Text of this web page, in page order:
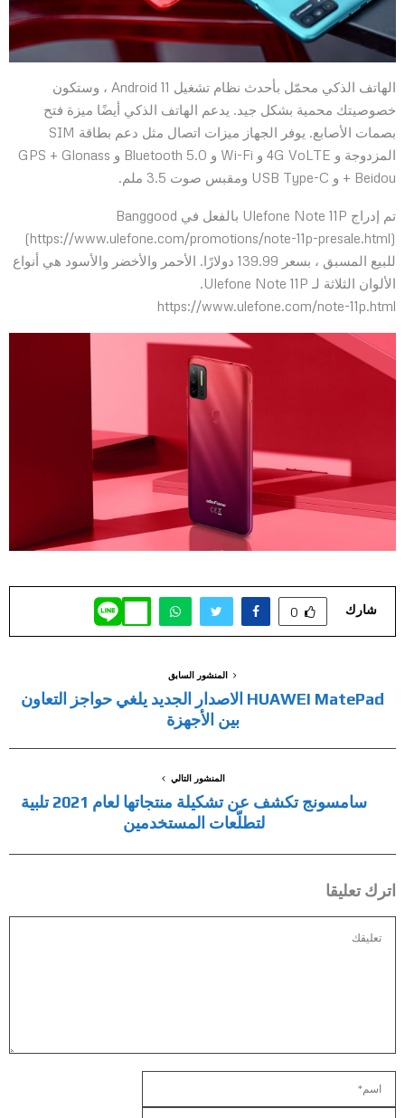
الهاتف الذكي محمّل بأحدث نظام تشغيل Android 11 ، وستكون
خصوصيتك محمية بشكل جيد. يدعم الهاتف الذكي أيضًا ميزة فتح
بصمات الأصابع. يوفر الجهاز ميزات اتصال مثل دعم بطاقة SIM
المزدوجة و 4G VoLTE و Wi-Fi و Bluetooth 5.0 و GPS + Glonass
+ Beidou و USB Type-C ومقبس صوت 3.5 ملم.
تم إدراج Ulefone Note 11P بالفعل في Banggood
(https://www.ulefone.com/promotions/note-11p-presale.html)
للبيع المسبق ، بسعر 139.99 دولارًا. الأحمر والأخضر والأسود هي أنواع
الألوان الثلاثة لـ Ulefone Note 11P.
https://www.ulefone.com/note-11p.html
شارك 0
المنشور السابق
HUAWEI MatePad الاصدار الجديد يلغي حواجز التعاون
بين الأجهزة
المنشور التالي
سامسونج تكشف عن تشكيلة منتجاتها لعام 2021 تلبية
لتطلّعات المستخدمين
اترك تعليقا